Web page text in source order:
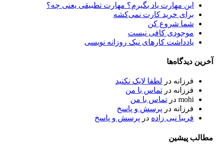
این مهارت یاد بگیرم؟ مهارت تطبیقی یعنی چه؟
برای خرید کارت نمی‌‌کشه
شما شروع کن
موجودی کافی نیست
یادداشت کارهای نیک روزانه نویسی
آخرین دیدگاه‌ها
فرزانه در لطفا لایک نکنید
فرزانه در تماس با من
mohi در تماس با من
فرزانه در پرسش و پاسخ
فریبا نبی زاده در پرسش و پاسخ
مطالب پیشین